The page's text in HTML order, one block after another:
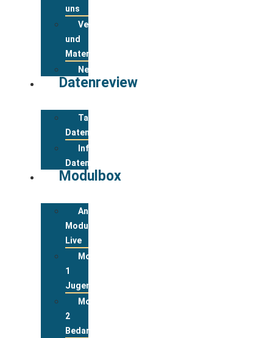
uns
Veranstaltungsanmeldung
und
Materialbestellung
Newsletter
Datenreview
Tabelle
Datenreview
Informationen
Datenreview
Modulbox
Anmeldung
Modulbox
Live
Modul
1
Jugend
Modul
2
Bedarfslagen